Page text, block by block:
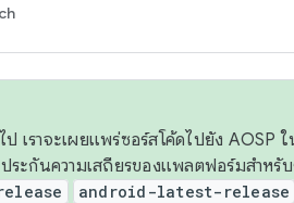
เราจะเผยแพร่ซอร์สโค้ดไปยัง
ะกันความเสถียรของแพลตฟอร์มสำหรั
android-latest-release